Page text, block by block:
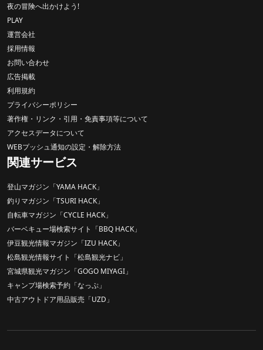
夜の冒険へ出かけよう!
PLAY
運営会社
採用情報
お問い合わせ
広告掲載
利用規約
プライバシーポリシー
著作権・リンク・引用・免責事項等について
アクセスデータについて
WEBプッシュ通知の設定・解除方法
関連サービス
登山マガジン「YAMA HACK」
釣りマガジン「TSURI HACK」
自転車マガジン「CYCLE HACK」
バーベキュー場検索サイト「BBQ HACK」
伊豆観光情報マガジン「IZU HACK」
松島観光情報サイト「松島観光ナビ」
宮城県観光マガジン「GOGO MIYAGI」
キャンプ場検索予約「なっぷ」
中古アウトドア用品販売「UZD」